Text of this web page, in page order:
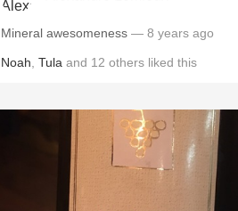
Mineral awesomeness — 8 years ago
Noah Tula and 12 others liked this